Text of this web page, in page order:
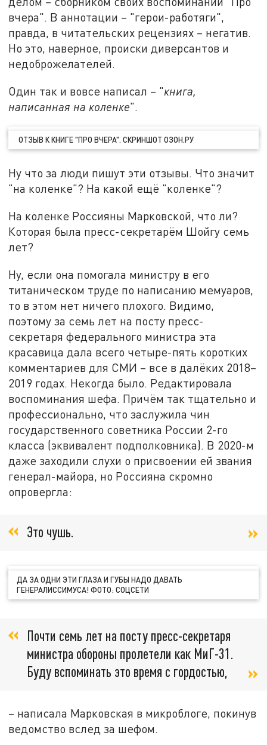
вчера". В аннотации – "герои-работяги",
правда, в читательских рецензиях – негатив.
Но это, наверное, происки диверсантов и
недоброжелателей.
Один так и вовсе написал – "книга,
написанная на коленке".
ОТЗЫВ К КНИГЕ "ПРО ВЧЕРА". СКРИНШОТ ОЗОН.РУ
Ну что за люди пишут эти отзывы. Что значит
"на коленке"? На какой ещё "коленке"?
На коленке Россияны Марковской, что ли?
Которая была пресс-секретарём Шойгу семь
лет?
Ну, если она помогала министру в его
титаническом труде по написанию мемуаров,
то в этом нет ничего плохого. Видимо,
поэтому за семь лет на посту пресс-
секретаря федерального министра эта
красавица дала всего четыре-пять коротких
комментариев для СМИ – все в далёких 2018–
2019 годах. Некогда было. Редактировала
воспоминания шефа. Причём так тщательно и
профессионально, что заслужила чин
государственного советника России 2-го
класса (эквивалент подполковника). В 2020-м
даже заходили слухи о присвоении ей звания
генерал-майора, но Россияна скромно
опровергла:
Это чушь.
ДА ЗА ОДНИ ЭТИ ГЛАЗА И ГУБЫ НАДО ДАВАТЬ
ГЕНЕРАЛИССИМУСА! ФОТО: СОЦСЕТИ
Почти семь лет на посту пресс-секретаря
министра обороны пролетели как МиГ-31.
Буду вспоминать это время с гордостью,
– написала Марковская в микроблоге, покинув
ведомство вслед за шефом.